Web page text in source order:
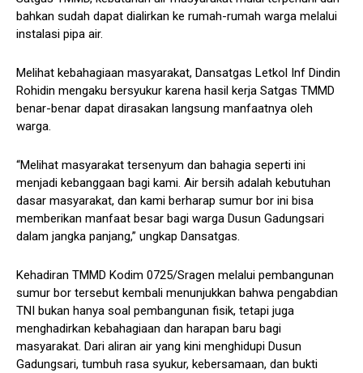
bahkan sudah dapat dialirkan ke rumah-rumah warga melalui
instalasi pipa air.
Melihat kebahagiaan masyarakat, Dansatgas Letkol Inf Dindin
Rohidin mengaku bersyukur karena hasil kerja Satgas TMMD
benar-benar dapat dirasakan langsung manfaatnya oleh
warga.
“Melihat masyarakat tersenyum dan bahagia seperti ini
menjadi kebanggaan bagi kami. Air bersih adalah kebutuhan
dasar masyarakat, dan kami berharap sumur bor ini bisa
memberikan manfaat besar bagi warga Dusun Gadungsari
dalam jangka panjang,” ungkap Dansatgas.
Kehadiran TMMD Kodim 0725/Sragen melalui pembangunan
sumur bor tersebut kembali menunjukkan bahwa pengabdian
TNI bukan hanya soal pembangunan fisik, tetapi juga
menghadirkan kebahagiaan dan harapan baru bagi
masyarakat. Dari aliran air yang kini menghidupi Dusun
Gadungsari, tumbuh rasa syukur, kebersamaan, dan bukti